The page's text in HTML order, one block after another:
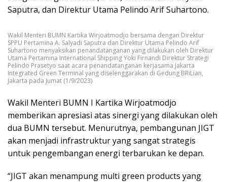
Saputra, dan Direktur Utama Pelindo Arif Suhartono.
Wakil Menteri BUMN Kartika Wirjoatmodjo bersama dengan Direktur
SPPU Pertamina A. Salyadi Saputra dan Direktur Utama Pelindo Arif
Suhartono menyaksikan penandatanganan yang dilakukan oleh Direktur
Utama Pertamina International Shipping Yoki Firnandi Direktur Strategi
Pelindo Prasetyo saat acara penandatanganan kerjasama Jakarta
Integrated Green Terminal yang diselenggarakan di Gedung BRiLian,
Jakarta pada Jumat (1/9/2023)
Wakil Menteri BUMN I Kartika Wirjoatmodjo
memberikan apresiasi atas sinergi yang dilakukan oleh
dua BUMN tersebut. Menurutnya, pembangunan JIGT
akan menjadi infrastruktur yang sangat strategis
untuk pengembangan energi terbarukan ke depan.
“JIGT akan menampung multi green products yang